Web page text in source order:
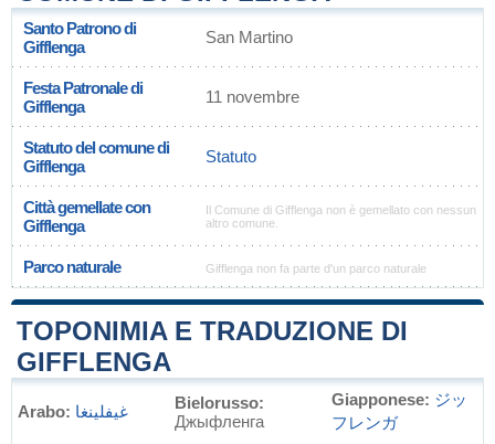
Santo Patrono di
Gifflenga
San Martino
Festa Patronale di
Gifflenga
11 novembre
Statuto del comune di
Gifflenga
Statuto
Città gemellate con
Gifflenga
Il Comune di Gifflenga non è gemellato con nessun
altro comune.
Parco naturale Gifflenga non fa parte d'un parco naturale
TOPONIMIA E TRADUZIONE DI
GIFFLENGA
Arabo: غيفلينغا
Bielorusso:
Джыфленга
Giapponese: ジッ
フレンガ